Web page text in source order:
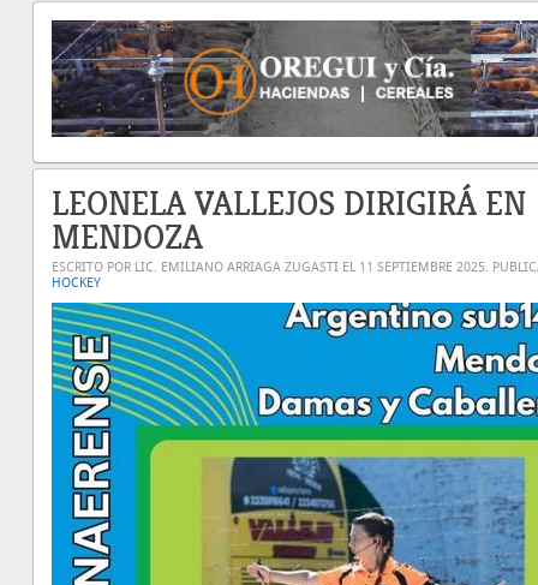
LEONELA VALLEJOS DIRIGIRÁ EN
MENDOZA
ESCRITO POR LIC. EMILIANO ARRIAGA ZUGASTI EL 11 SEPTIEMBRE 2025.
HOCKEY